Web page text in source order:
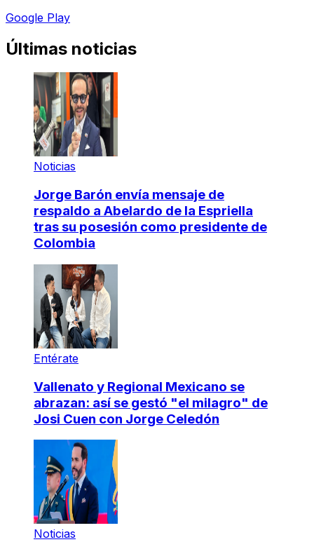
Google Play
Últimas noticias
Noticias
Jorge Barón envía mensaje de
respaldo a Abelardo de la Espriella
tras su posesión como presidente de
Colombia
Entérate
Vallenato y Regional Mexicano se
abrazan: así se gestó "el milagro" de
Josi Cuen con Jorge Celedón
Noticias